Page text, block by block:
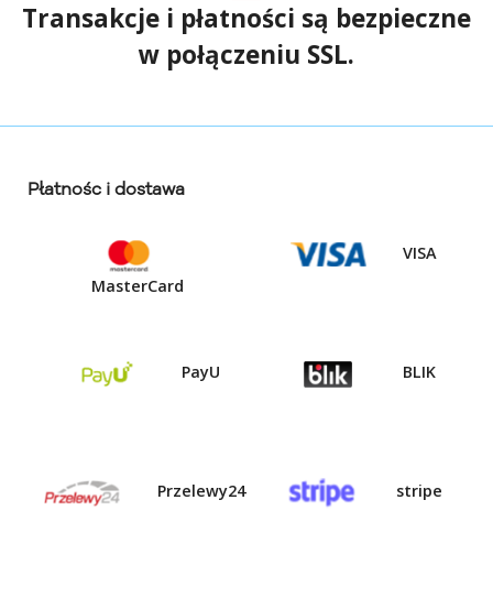
Transakcje i płatności są bezpieczne
w połączeniu SSL.
Płatnośc i dostawa
MasterCard
VISA
PayU BLIK
Przelewy24 stripe